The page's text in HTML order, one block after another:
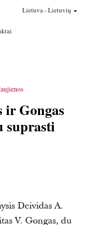
Lietuva-Lietuvių
ir Gongas
suprasti
Deividas A.
V. Gongas, du